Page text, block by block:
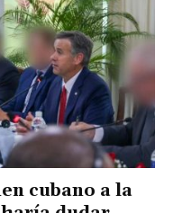
cubano a la